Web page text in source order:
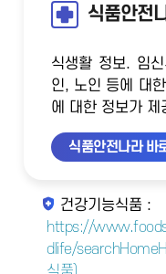
식품안전
식생활 정보. 임
인, 노인 등에 대
에 대한 정보가 제
식품안전나라 바
건강기능식품 :
https://
dlife/